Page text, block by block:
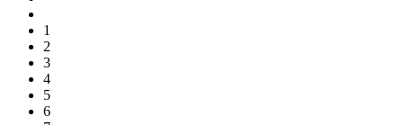
1
2
3
4
5
6